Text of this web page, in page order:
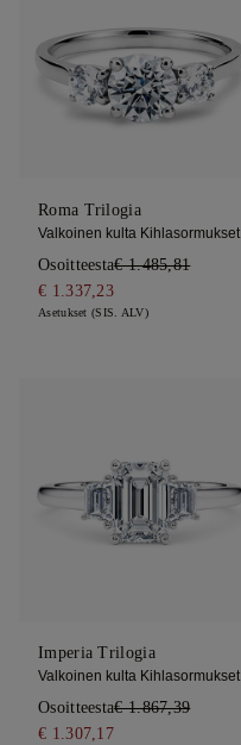
Roma Trilogia
Valkoinen kulta Kihlasormukset
Osoitteesta€ 1.485,81
€ 1.337,23
Asetukset (SIS. ALV)
Imperia Trilogia
Valkoinen kulta Kihlasormukset
Osoitteesta€ 1.867,39
€ 1.307,17